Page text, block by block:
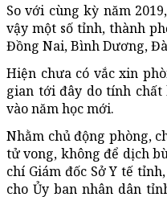
So với cùng kỳ năm
vậy một số tỉnh, thành
Đồng Nai, Bình Dương,
Hiện chưa có vắc xin
gian tới đây do tính
vào năm học mới.
Nhằm chủ động phòng,
tử vong, không để dịch
chí Giám đốc Sở Y tế
cho Ủy ban nhân dân